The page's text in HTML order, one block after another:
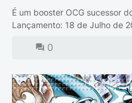
É um booster OCG sucessor
Lançamento: 18 de Julho de
0